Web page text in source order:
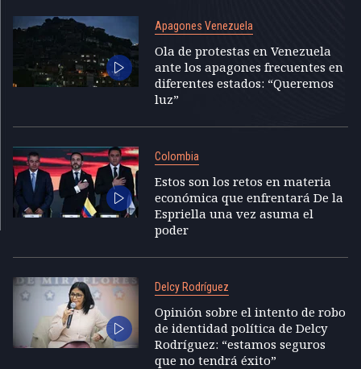
Apagones Venezuela
Ola de protestas en Venezuela
ante los apagones frecuentes en
diferentes estados: “Queremos
luz”
Colombia
Estos son los retos en materia
económica que enfrentará De la
Espriella una vez asuma el
poder
Delcy Rodríguez
Opinión sobre el intento de robo
de identidad política de Delcy
Rodríguez: “estamos seguros
que no tendrá éxito”